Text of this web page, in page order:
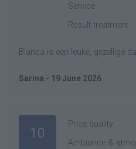
Service
Result treatment
Bianca is een leuke, gezellige
Sarina - 19 June 2026
10
Price quality
Ambiance &